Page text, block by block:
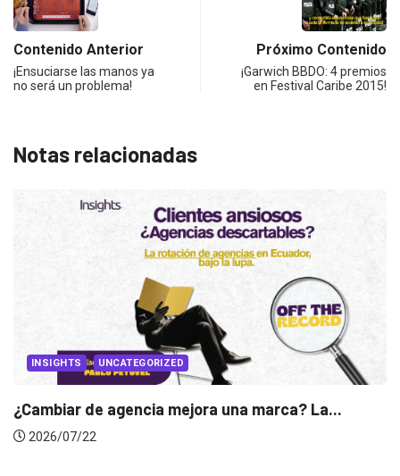
Contenido Anterior
¡Ensuciarse las manos ya
no será un problema!
Próximo Contenido
¡Garwich BBDO: 4 premios
en Festival Caribe 2015!
Notas relacionadas
INSIGHTS